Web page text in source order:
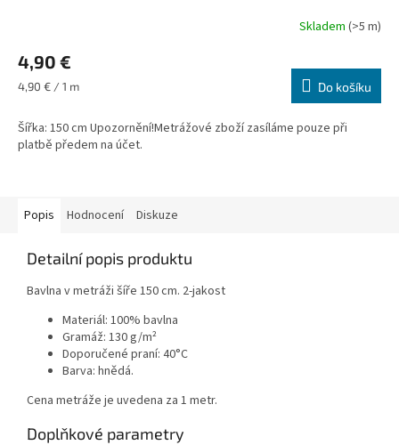
Skladem (>5 m)
4,90 €
Měrná
4,90 € / 1 m Do košíku
Šířka: 150 cm Upozornění!Metrážové zboží zasíláme pouze při
platbě předem na účet.
Popis Hodnocení Diskuze
Detailní popis produktu
Bavlna v metráži šíře 150 cm. 2-jakost
Materiál: 100% bavlna
Gramáž: 130 g/m²
Doporučené praní: 40°C
Barva: hnědá.
Cena metráže je uvedena za 1 metr.
Doplňkové parametry